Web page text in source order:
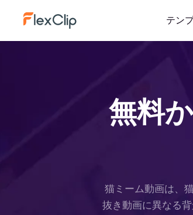
テン
無料
猫ミーム動画は、
抜き動画に異なる